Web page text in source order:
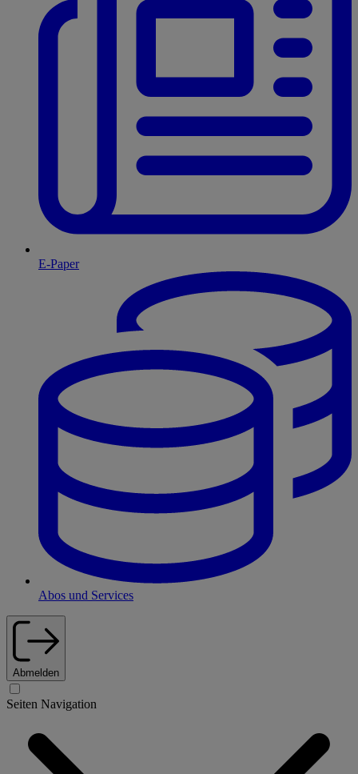
E-Paper
Abos und Services
Abmelden
Seiten Navigation